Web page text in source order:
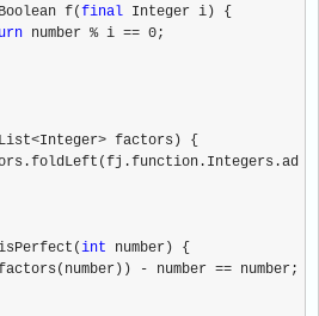
f(final Integer i) {
number % i == 0;
factors) {
int number) {
- number == number;